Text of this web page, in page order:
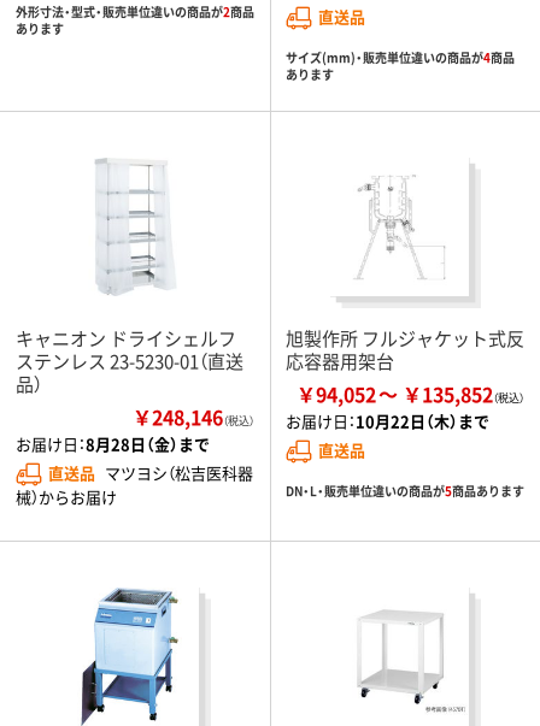
外形寸法・型式・販売単位違いの商品が2商品
あります
直送品
サイズ(mm)・販売単位違いの商品が4商品
あります
キャニオン ドライシェルフ
ステンレス 23-5230-01（直送
品）
￥248,146（税込）
お届け日：8月28日（金）まで
直送品 マツヨシ（松吉医科器
械）からお届け
旭製作所 フルジャケット式反
応容器用架台
￥94,052 ￥135,852
お届け日：10月22日（木）まで
直送品
DN・L・販売単位違いの商品が5商品あります